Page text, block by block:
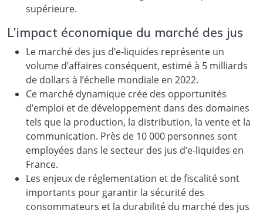
supérieure.
L’impact économique du marché des jus
Le marché des jus d’e-liquides représente un
volume d’affaires conséquent, estimé à 5 milliards
de dollars à l’échelle mondiale en 2022.
Ce marché dynamique crée des opportunités
d’emploi et de développement dans des domaines
tels que la production, la distribution, la vente et la
communication. Près de 10 000 personnes sont
employées dans le secteur des jus d’e-liquides en
France.
Les enjeux de réglementation et de fiscalité sont
importants pour garantir la sécurité des
consommateurs et la durabilité du marché des jus